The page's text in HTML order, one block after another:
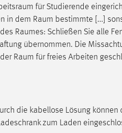
für Studierende
in dem Raum bestimmte [...]
Raumes: Schließen Sie alle
übernommen. Die
Raum für freies Arbeiten
die kabellose Lösung können
zum Laden